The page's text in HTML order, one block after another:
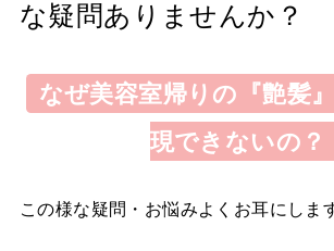
な疑問ありませんか？
なぜ美容室帰りの『艶髪
現できないの？
この様な疑問・お悩みよくお耳にしま